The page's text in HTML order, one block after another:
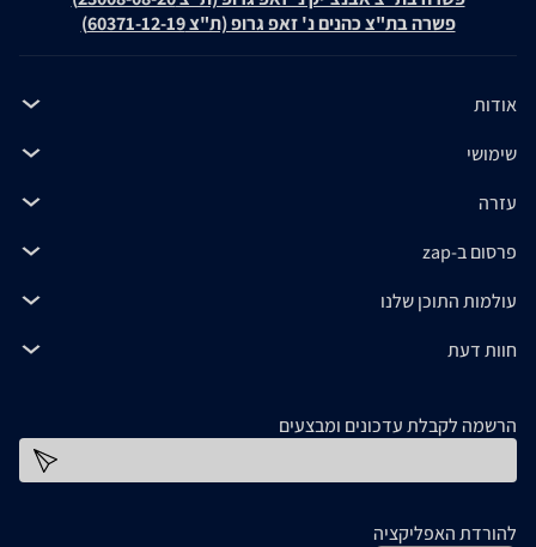
פשרה בת"צ כהנים נ' זאפ גרופ (ת"צ 60371-12-19)
אודות
שימושי
עזרה
פרסום ב-zap
עולמות התוכן שלנו
חוות דעת
הרשמה לקבלת עדכונים ומבצעים
להורדת האפליקציה